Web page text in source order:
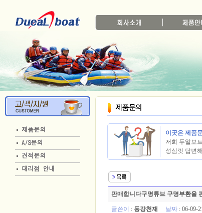
이곳은 제품
저희 두알보
성심껏 답변
판매합니다구명튜브 구명부환을
글쓴이 : 동강천재 날짜: 06-09-